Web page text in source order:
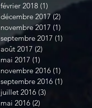
février 2018 (1) 1 post
décembre 2017 (2)
novembre 2017 (1)
septembre 2017 (1)
août 2017 (2)
mai 2017 (1)
novembre 2016 (1)
septembre 2016 (1)
juillet 2016 (3)
mai 2016 (2)